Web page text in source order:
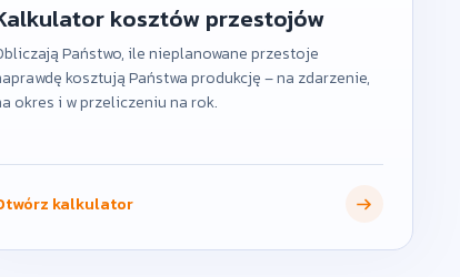
kosztów przestojów
Państwo, ile nieplanowane przestoje
kosztują Państwa produkcję – na zdarzenie,
okres i w przeliczeniu na rok.
kalkulator